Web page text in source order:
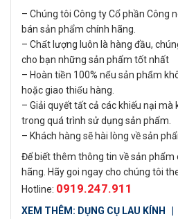
– Chúng tôi Công ty Cổ phần Công
bán sản phẩm chính hãng.
– Chất lượng luôn là hàng đầu,
cho bạn những sản phẩm tốt nhất
– Hoàn tiền 100% nếu sản phẩm
hoặc giao thiếu hàng.
– Giải quyết tất cả các khiếu nại mà
trong quá trình sử dụng sản phẩm.
– Khách hàng sẽ hài lòng về sản
Để biết thêm thông tin về sản
hãng. Hãy goi ngay cho chúng tôi
Hotline: 0919.247.911
XEM THÊM: DỤNG CỤ LAU KÍNH